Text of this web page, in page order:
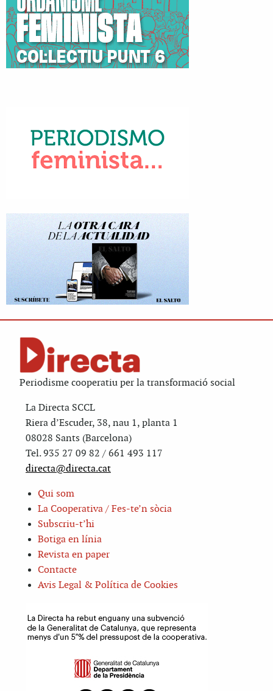
Periodisme cooperatiu per la transformació social
La Directa SCCL
Riera d’Escuder, 38, nau 1, planta 1
08028 Sants (Barcelona)
Tel. 935 27 09 82 / 661 493 117
directa@directa.cat
Qui som
La Cooperativa / Fes-te’n sòcia
Subscriu-t’hi
Botiga en línia
Revista en paper
Contacte
Avis Legal & Política de Cookies